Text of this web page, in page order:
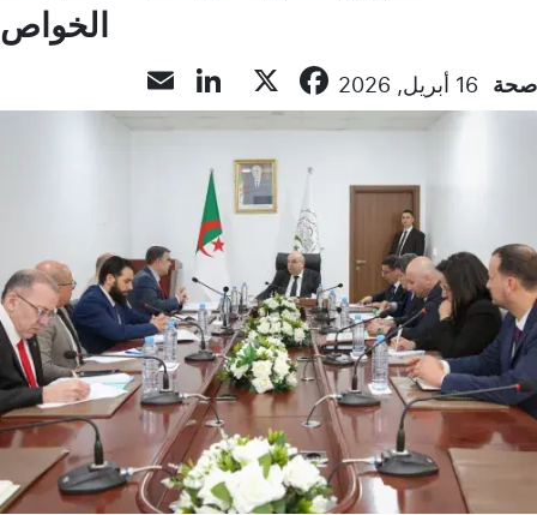
الخواص
صحة 16 أبريل, 2026 Facebook
LinkedIn